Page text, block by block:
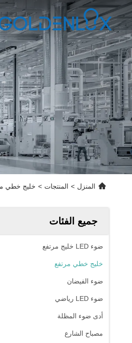
المنزل > المنتجات > خليج خطي
جميع الفئات
ضوء LED خليج مرتفع
خليج خطي مرتفع
ضوء الفيضان
ضوء LED رياضي
أدى ضوء المظلة
مصباح الشارع